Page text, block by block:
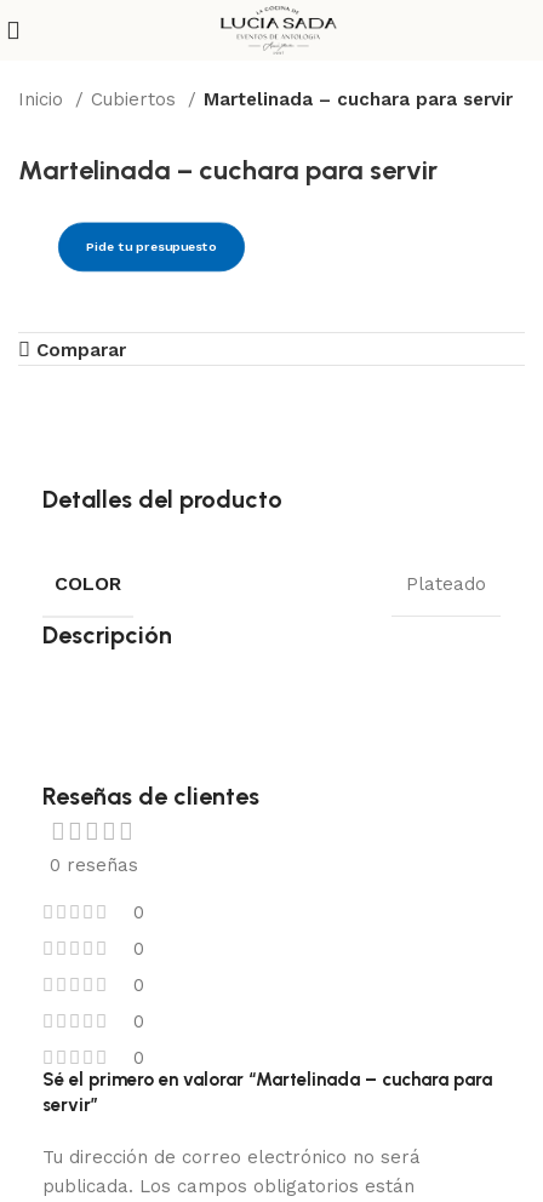
Inicio Cubiertos Martelinada – cuchara para servir
Martelinada – cuchara para servir
Pide tu presupuesto
Comparar
Detalles del producto
COLOR Plateado
Descripción
Reseñas de clientes
0 reseñas
0
0
0
0
0
Sé el primero en valorar “Martelinada – cuchara para
servir”
Tu dirección de correo electrónico no será
publicada. Los campos obligatorios están